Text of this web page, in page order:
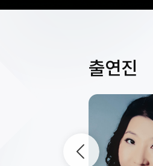
출연진